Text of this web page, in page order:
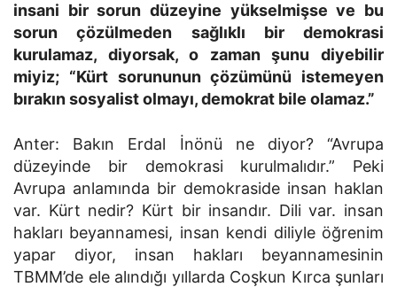
insani bir sorun düzeyine yükselmişse ve bu
sorun çözülmeden sağlıklı bir demokrasi
kurulamaz, diyorsak, o zaman şunu diyebilir
miyiz; “Kürt sorununun çözümünü istemeyen
bırakın sosyalist olmayı, demokrat bile olamaz.”
Anter: Bakın Erdal İnönü ne diyor? “Avrupa
düzeyinde bir demokrasi kurulmalıdır.” Peki
Avrupa anlamında bir de­mokraside insan haklan
var. Kürt nedir? Kürt bir insandır. Dili var. insan
hakları beyannamesi, insan kendi diliyle öğre­nim
yapar diyor, insan hakları beyannamesinin
TBMM’de ele alındığı yıllarda Coşkun Kırca şunları